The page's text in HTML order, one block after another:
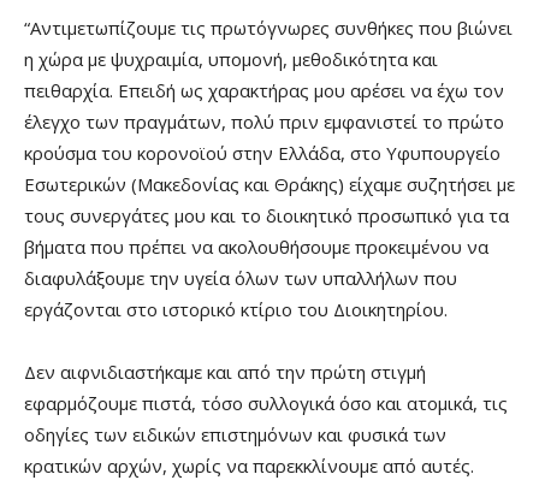
“Αντιμετωπίζουμε τις πρωτόγνωρες συνθήκες που βιώνει
η χώρα με ψυχραιμία, υπομονή, μεθοδικότητα και
πειθαρχία. Επειδή ως χαρακτήρας μου αρέσει να έχω τον
έλεγχο των πραγμάτων, πολύ πριν εμφανιστεί το πρώτο
κρούσμα του κορονοϊού στην Ελλάδα, στο Υφυπουργείο
Εσωτερικών (Μακεδονίας και Θράκης) είχαμε συζητήσει με
τους συνεργάτες μου και το διοικητικό προσωπικό για τα
βήματα που πρέπει να ακολουθήσουμε προκειμένου να
διαφυλάξουμε την υγεία όλων των υπαλλήλων που
εργάζονται στο ιστορικό κτίριο του Διοικητηρίου.
Δεν αιφνιδιαστήκαμε και από την πρώτη στιγμή
εφαρμόζουμε πιστά, τόσο συλλογικά όσο και ατομικά, τις
οδηγίες των ειδικών επιστημόνων και φυσικά των
κρατικών αρχών, χωρίς να παρεκκλίνουμε από αυτές.